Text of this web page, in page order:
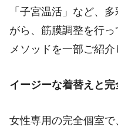
「子宮温活」など、
がら、筋膜調整を行
メソッドを一部ご紹介
イージーな着替えと完
女性専用の完全個室